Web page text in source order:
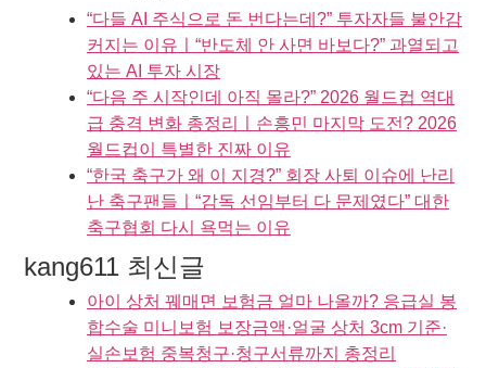
“다들 AI 주식으로 돈 번다는데?” 투자자들 불안감
커지는 이유ㅣ“반도체 안 사면 바보다?” 과열되고
있는 AI 투자 시장
“다음 주 시작인데 아직 몰라?” 2026 월드컵 역대
급 충격 변화 총정리ㅣ손흥민 마지막 도전? 2026
월드컵이 특별한 진짜 이유
“한국 축구가 왜 이 지경?” 회장 사퇴 이슈에 난리
난 축구팬들ㅣ“감독 선임부터 다 문제였다” 대한
축구협회 다시 욕먹는 이유
kang611 최신글
아이 상처 꿰매면 보험금 얼마 나올까? 응급실 봉
합수술 미니보험 보장금액·얼굴 상처 3cm 기준·
실손보험 중복청구·청구서류까지 총정리